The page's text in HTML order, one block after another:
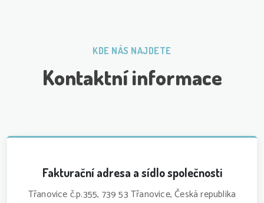
KDE NÁS NAJDETE
Kontaktní informace
Fakturační adresa a sídlo společnosti
Třanovice č.p.355, 739 53 Třanovice, Česká republika